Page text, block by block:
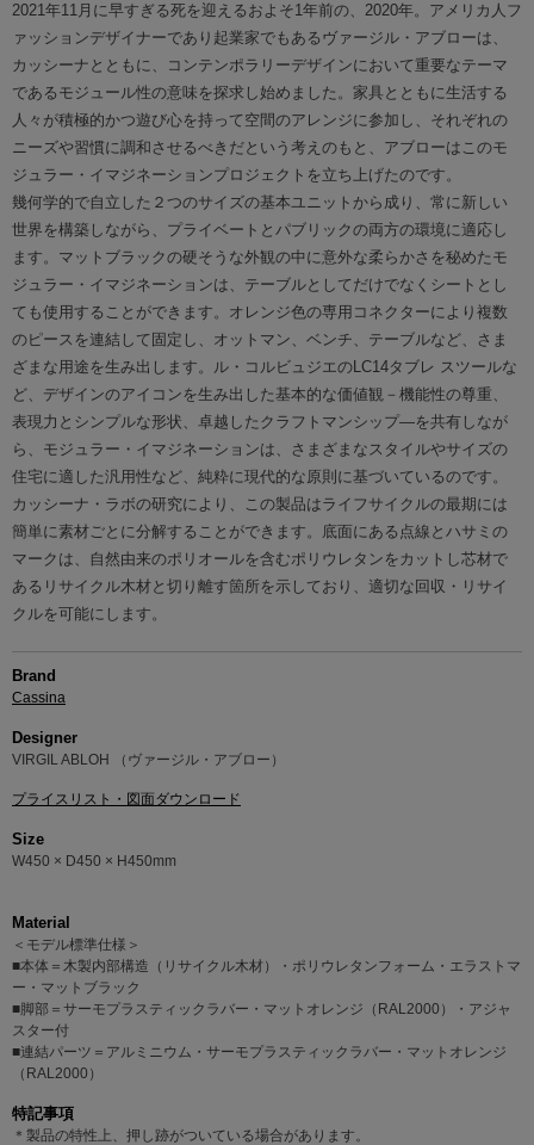
2021年11月に早すぎる死を迎えるおよそ1年前の、2020年。アメリカ人フ
ァッションデザイナーであり起業家でもあるヴァージル・アブローは、
カッシーナとともに、コンテンポラリーデザインにおいて重要なテーマ
であるモジュール性の意味を探求し始めました。家具とともに生活する
人々が積極的かつ遊び心を持って空間のアレンジに参加し、それぞれの
ニーズや習慣に調和させるべきだという考えのもと、アブローはこのモ
ジュラー・イマジネーションプロジェクトを立ち上げたのです。
幾何学的で自立した２つのサイズの基本ユニットから成り、常に新しい
世界を構築しながら、プライベートとパブリックの両方の環境に適応し
ます。マットブラックの硬そうな外観の中に意外な柔らかさを秘めたモ
ジュラー・イマジネーションは、テーブルとしてだけでなくシートとし
ても使用することができます。オレンジ色の専用コネクターにより複数
のピースを連結して固定し、オットマン、ベンチ、テーブルなど、さま
ざまな用途を生み出します。ル・コルビュジエのLC14タブレ スツールな
ど、デザインのアイコンを生み出した基本的な価値観－機能性の尊重、
表現力とシンプルな形状、卓越したクラフトマンシップ―を共有しなが
ら、モジュラー・イマジネーションは、さまざまなスタイルやサイズの
住宅に適した汎用性など、純粋に現代的な原則に基づいているのです。
カッシーナ・ラボの研究により、この製品はライフサイクルの最期には
簡単に素材ごとに分解することができます。底面にある点線とハサミの
マークは、自然由来のポリオールを含むポリウレタンをカットし芯材で
あるリサイクル木材と切り離す箇所を示しており、適切な回収・リサイ
クルを可能にします。
Brand
Cassina
Designer
VIRGIL ABLOH （ヴァージル・アブロー）
プライスリスト・図面ダウンロード
Size
W450 × D450 × H450mm
Material
＜モデル標準仕様＞
■本体＝木製内部構造（リサイクル木材）・ポリウレタンフォーム・エラストマ
ー・マットブラック
■脚部＝サーモプラスティックラバー・マットオレンジ（RAL2000）・アジャ
スター付
■連結パーツ＝アルミニウム・サーモプラスティックラバー・マットオレンジ
（RAL2000）
特記事項
＊製品の特性上、押し跡がついている場合があります。